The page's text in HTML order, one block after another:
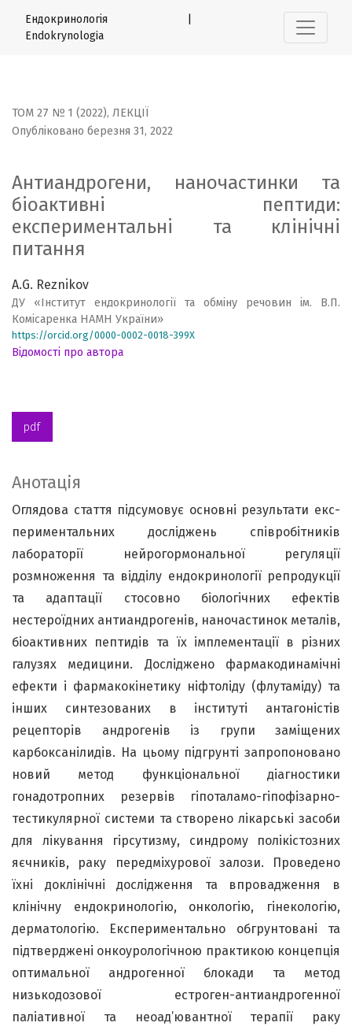
Антиандрогени, наночастинки та біоактивні пептиди:
Ендокринологія |
Endokrynologia
ТОМ 27 № 1 (2022), ЛЕКЦІЇ
Антиандрогени, наночастинки та
біоактивні пептиди:
експериментальні та клінічні
питання
Опубліковано березня 31, 2022
A.G. Reznikov
ДУ «Інститут ендокринології та обміну речовин ім. В.П.
Комісаренка НАМН України»
https://orcid.org/0000-0002-0018-399X
Відомості про автора
pdf
Анотація
Оглядова стаття підсумовує основні результати екс-
периментальних досліджень співробітників
лабораторії нейрогормональної регуляції
розмноження та відділу ендокринології репродукції
та адаптації стосовно біологічних ефектів
нестероїдних антиандрогенів, наночастинок металів,
біоактивних пептидів та їх імплементації в різних
галузях медицини. Досліджено фармакодинамічні
ефекти і фармакокінетику ніфтоліду (флутаміду) та
інших синтезованих в інституті антагоністів
рецепторів андрогенів із групи заміщених
карбоксанілидів. На цьому підгрунті запропоновано
новий метод функціональної діагностики
гонадотропних резервів гіпоталамо-гіпофізарно-
тестикулярної системи та створено лікарські засоби
для лікування гірсутизму, синдрому полікістозних
яєчників, раку передміхурової залози. Проведено
їхні доклінічні дослідження та впровадження в
клінічну ендокринологію, онкологію, гінекологію,
дерматологію. Експериментально обгрунтовані та
підтверджені онкоурологічною практикою концепція
оптимальної андрогенної блокади та метод
низькодозової естроген-антиандрогенної
паліативної та неоад’ювантної терапії раку